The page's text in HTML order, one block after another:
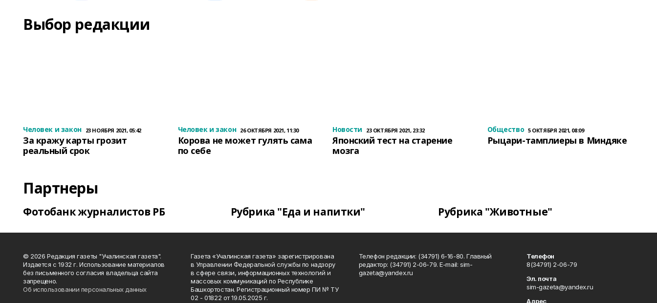
Выбор редакции
Человек и закон 23 НОЯБРЯ 2021, 05:42
За кражу карты грозит
реальный срок
Человек и закон 26 ОКТЯБРЯ 2021, 11:30
Корова не может гулять сама
по себе
Новости 23 ОКТЯБРЯ 2021, 23:32
Японский тест на старение
мозга
Общество 5 ОКТЯБРЯ 2021, 08:09
Рыцари-тамплиеры в Миндяке
Партнеры
Фотобанк журналистов РБ Рубрика "Еда и напитки" Рубрика "Животные"
© 2026 Редакция газеты "Учалинская газета".
Издается с 1932 г. Использование материалов
без письменного согласия владельца сайта
запрещено.
Об использовании персональных данных
Газета «Учалинская газета» зарегистрирована
в Управлении Федеральной службы по надзору
в сфере связи, информационных технологий и
массовых коммуникаций по Республике
Башкортостан. Регистрационный номер ПИ № ТУ
02 - 01822 от 19.05.2025 г.
Телефон редакции: (34791) 6-16-80. Главный
редактор: (34791) 2-06-79. Е-mаil: sim-
gazeta@yandex.ru
Телефон
8(34791) 2-06-79
Эл. почта
sim-gazeta@yandex.ru
Адрес